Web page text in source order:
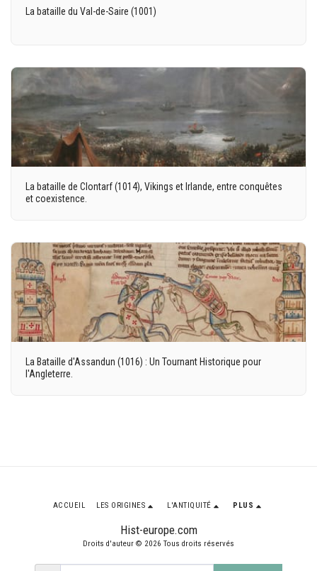
La bataille du Val-de-Saire (1001)
La bataille de Clontarf (1014), Vikings et Irlande, entre conquêtes
et coexistence.
La Bataille d'Assandun (1016) : Un Tournant Historique pour
l'Angleterre.
Hist-europe.com
Droits d'auteur © 2026 Tous droits réservés
ACCUEIL LES ORIGINES L'ANTIQUITÉ PLUS